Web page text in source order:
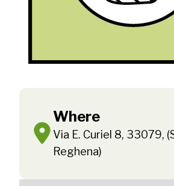
Where
Via E. Curiel 8, 33079,
Reghena)